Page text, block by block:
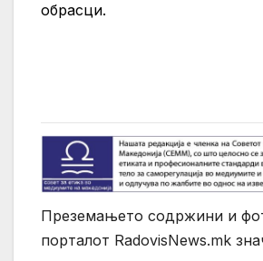
обрасци.
Преземањето содржини и
порталот RadovisNews.mk